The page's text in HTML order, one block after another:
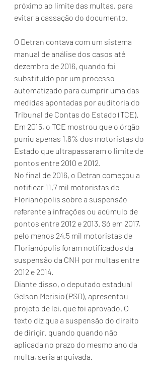
próximo ao limite das multas, para
evitar a cassação do documento.
O Detran contava com um sistema
manual de análise dos casos até
dezembro de 2016, quando foi
substituído por um processo
automatizado para cumprir uma das
medidas apontadas por auditoria do
Tribunal de Contas do Estado (TCE).
Em 2015, o TCE mostrou que o órgão
puniu apenas 1,6% dos motoristas do
Estado que ultrapassaram o limite de
pontos entre 2010 e 2012.
No final de 2016, o Detran começou a
notificar 11,7 mil motoristas de
Florianópolis sobre a suspensão
referente a infrações ou acúmulo de
pontos entre 2012 e 2013. Só em 2017,
pelo menos 24,5 mil motoristas de
Florianópolis foram notificados da
suspensão da CNH por multas entre
2012 e 2014.
Diante disso, o deputado estadual
Gelson Merisio (PSD), apresentou
projeto de lei, que foi aprovado. O
texto diz que a suspensão do direito
de dirigir, quando quando não
aplicada no prazo do mesmo ano da
multa, seria arquivada.